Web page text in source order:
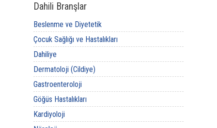
Dahili Branşlar
Beslenme ve Diyetetik
Çocuk Sağlığı ve Hastalıkları
Dahiliye
Dermatoloji (Cildiye)
Gastroenteroloji
Göğüs Hastalıkları
Kardiyoloji